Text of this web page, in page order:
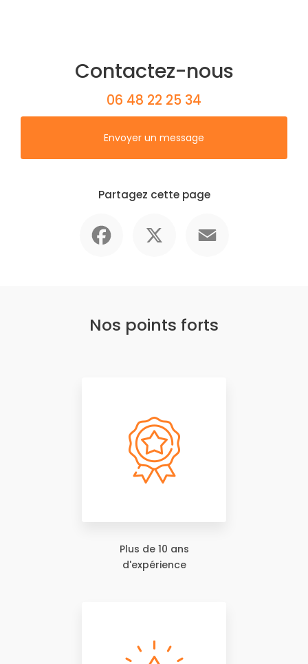
Contactez-nous
06 48 22 25 34
Envoyer un message
Partagez cette page
Nos points forts
Plus de 10 ans
d'expérience